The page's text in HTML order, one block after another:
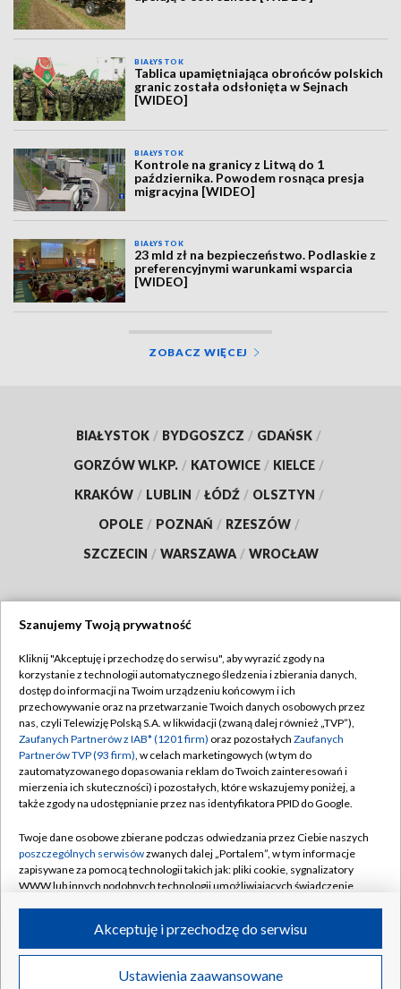
BIAŁYSTOK
Tablica upamiętniająca obrońców polskich
granic została odsłonięta w Sejnach
[WIDEO]
BIAŁYSTOK
Kontrole na granicy z Litwą do 1
października. Powodem rosnąca presja
migracyjna [WIDEO]
BIAŁYSTOK
23 mld zł na bezpieczeństwo. Podlaskie z
preferencyjnymi warunkami wsparcia
[WIDEO]
ZOBACZ WIĘCEJ
BIAŁYSTOK / BYDGOSZCZ / GDAŃSK /
GORZÓW WLKP. / KATOWICE / KIELCE /
KRAKÓW / LUBLIN / ŁÓDŹ / OLSZTYN /
OPOLE / POZNAŃ / RZESZÓW /
SZCZECIN / WARSZAWA / WROCŁAW
TVP
Abonament TVP
Emisja w TVP
Centrum informacji TVP
Naziemna Telewizja Cyfrowa
Rada Programowa
System NOS
Informacje o nadawcy
Program dla prasy
Regulamin TVP
Polityka prywatności
Moje zgody
Pomoc
Kontakt
Kanały
©2026 Telewizja Polska S.A. w likwidacji
Szanujemy Twoją prywatność
Kliknij "Akceptuję i przechodzę do serwisu", aby wyrazić zgody na
korzystanie z technologii automatycznego śledzenia i zbierania danych,
dostęp do informacji na Twoim urządzeniu końcowym i ich
przechowywanie oraz na przetwarzanie Twoich danych osobowych przez
nas, czyli Telewizję Polską S.A. w likwidacji (zwaną dalej również „TVP”),
Zaufanych Partnerów z IAB* (1201 firm) oraz pozostałych Zaufanych
Partnerów TVP (93 firm), w celach marketingowych (w tym do
zautomatyzowanego dopasowania reklam do Twoich zainteresowań i
mierzenia ich skuteczności) i pozostałych, które wskazujemy poniżej, a
także zgody na udostępnianie przez nas identyfikatora PPID do Google.
Twoje dane osobowe zbierane podczas odwiedzania przez Ciebie naszych
poszczególnych serwisówzwanych dalej „Portalem”, w tym informacje
zapisywane za pomocą technologii takich jak: pliki cookie, sygnalizatory
WWW lub innych podobnych technologii umożliwiających świadczenie
ruchu w Internecie.
Twoje dane osobowe zbierane podczas odwiedzania przez Ciebie
poszczególnych serwisówna Portalu, takie jak adresy IP, identyfikatory
Ustawienia zaawansowane
Akceptuję i przechodzę do serwisu